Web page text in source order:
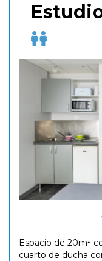
Espacio de 20m²
cuarto de ducha